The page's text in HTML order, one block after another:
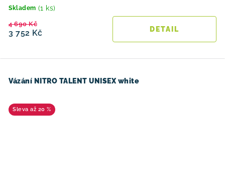
Skladem (1 ks)
3 752 Kč
4 690 Kč
Vázání NITRO TALENT UNISEX white
až 20 %